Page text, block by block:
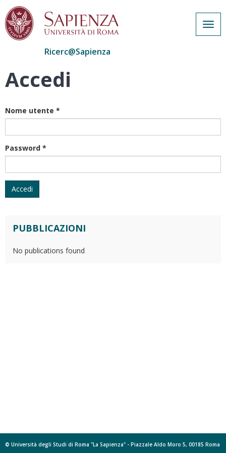
Salta
Ricerc@Sapienza
Accedi
Nome utente *
Password *
Accedi
PUBBLICAZIONI
No publications found
© Università degli Studi di Roma "La Sapienza" - Piazzale Aldo Moro 5, 00185 Roma